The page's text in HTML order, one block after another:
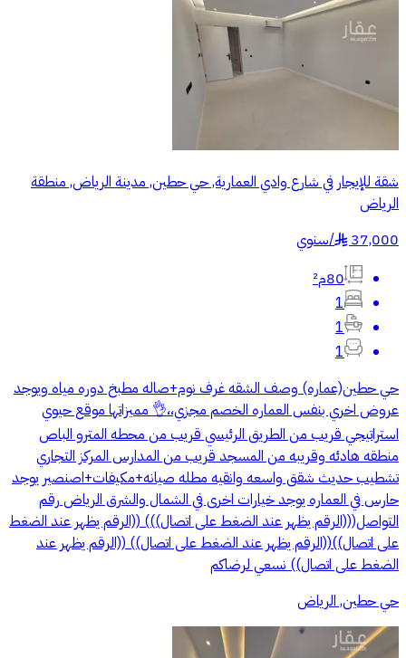
شقة للإيجار في شارع وادي العمارية, حي حطين, مدينة الرياض, منطقة
الرياض
37,000
§
/سنوي
80م²
1
1
1
حي حطين(عماره) وصف الشقه غرف نوم+صاله مطبخ دوره مياه ويوجد
عروض اخري بنفس العماره الخصم مجزي،،👌 مميزاتها موقع حيوي
استراتيجي قريب من الطريق الرئيسي قريب من محطه المترو الباص
منطقه هادئه وقريبه من المسجد قريب من المدارس المركز التجاري
تشطيب حديث شقق واسعه وانقيه مطله صيانه+مكيفات+اصنصير يوجد
حارس في العماره يوجد خيارات اخرى في الشمال والشرق الرياض رقم
التواصل(((الرقم يظهر عند الضغط على اتصال))) ((الرقم يظهر عند الضغط
على اتصال))((الرقم يظهر عند الضغط على اتصال)) ((الرقم يظهر عند
الضغط على اتصال)) نسعي لرضاكم
حي حطين, الرياض